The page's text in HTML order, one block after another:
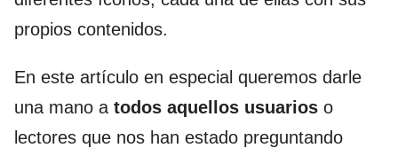
propios contenidos.
En este artículo en especial queremos darle
una mano a todos aquellos usuarios o
lectores que nos han estado preguntando